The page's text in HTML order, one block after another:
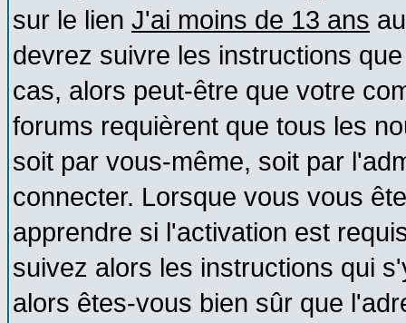
sur le lien J'ai moins de 13 ans
devrez suivre les instructions
cas, alors peut-être que votre
forums requièrent que tous les
soit par vous-même, soit par
connecter. Lorsque vous vous
apprendre si l'activation est
suivez alors les instructions qui
alors êtes-vous bien sûr que